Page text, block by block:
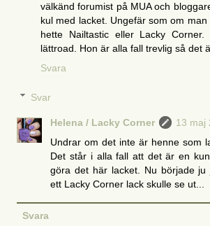
välkänd forumist på MUA och
kul med lacket. Ungefär som om
hette Nailtastic eller Lacky
lättroad. Hon är alla fall trevlig så det
Svara
Svar
Helena / Lacky Corner
13 maj
Undrar om det inte är henne som
Det står i alla fall att det är en
göra det här lacket. Nu började
ett Lacky Corner lack skulle se ut...
Svara